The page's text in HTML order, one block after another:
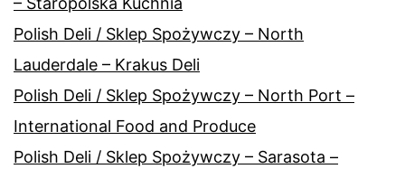
Polish Deli / Sklep Spożywczy – North
Lauderdale – Krakus Deli
Polish Deli / Sklep Spożywczy – North Port –
International Food and Produce
Polish Deli / Sklep Spożywczy – Sarasota –